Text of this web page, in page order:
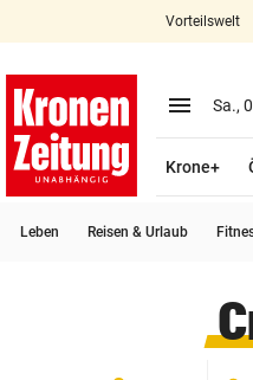
account_circle Anmelden
Vorteilswelt
menu Menü
Sa.,
Krone+
Leben Reisen & Urlaub